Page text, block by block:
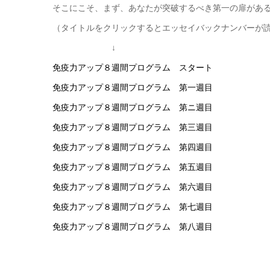
そこにこそ、まず、あなたが突破するべき第一の扉があ
（タイトルをクリックするとエッセイバックナンバーが
↓
免疫力アップ８週間プログラム スタート
免疫力アップ８週間プログラム 第一週目
免疫力アップ８週間プログラム 第ニ週目
免疫力アップ８週間プログラム 第三週目
免疫力アップ８週間プログラム 第四週目
免疫力アップ８週間プログラム 第五週目
免疫力アップ８週間プログラム 第六週目
免疫力アップ８週間プログラム 第七週目
免疫力アップ８週間プログラム 第八週目